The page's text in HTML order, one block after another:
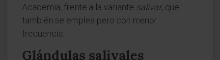
Academia, frente a la variante salivar, que
también se emplea pero con menor
frecuencia.
Glándulas salivales